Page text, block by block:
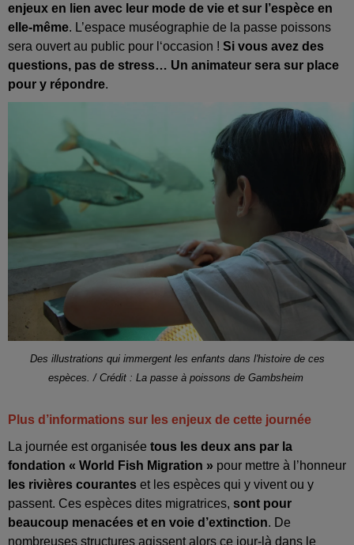
enjeux en lien avec leur mode de vie et sur l’espèce en
elle-même. L’espace muséographie de la passe poissons
sera ouvert au public pour l‘occasion ! Si vous avez des
questions, pas de stress… Un animateur sera sur place
pour y répondre.
Des illustrations qui immergent les enfants dans l'histoire de ces
espèces. / Crédit : La passe à poissons de Gambsheim
Plus d’informations sur les enjeux de cette journée
La journée est organisée tous les deux ans par la
fondation « World Fish Migration » pour mettre à l’honneur
les rivières courantes et les espèces qui y vivent ou y
passent. Ces espèces dites migratrices, sont pour
beaucoup menacées et en voie d’extinction. De
nombreuses structures agissent alors ce jour-là dans le